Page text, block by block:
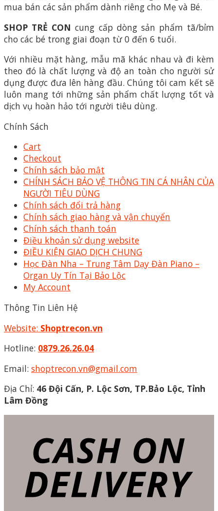
mua bán các sản phẩm dành riêng cho Mẹ và Bé.
SHOP TRẺ CON cung cấp dòng sản phẩm tã/bỉm
cho các bé trong giai đoạn từ 0 đến 6 tuổi.
Với nhiều mặt hàng, mẫu mã khác nhau và đi kèm
theo đó là chất lượng và độ an toàn cho người sử
dụng được đưa lên hàng đầu. Chúng tôi cam kết sẽ
luôn mang tới những sản phẩm chất lượng tốt và
dịch vụ hoàn hảo tới người tiêu dùng.
Chính Sách
Cart
Checkout
Chính sách bảo mật
CHÍNH SÁCH BẢO VỆ THÔNG TIN CÁ NHÂN CỦA
NGƯỜI TIÊU DÙNG
Chính sách đổi trả hàng
Chính sách giao hàng và vận chuyển
Chính sách thanh toán
Điều khoản sử dụng website
ĐIỀU KIỆN GIAO DỊCH CHUNG
Học Đàn Nha – Trung Tâm Dạy Đàn Piano –
Organ Uy Tín Tại Bảo Lộc
My Account
Thông Tin Liên Hệ
Website: Shoptrecon.vn
Hotline: 0879.26.26.04
Email: shoptrecon.vn@gmail.com
Địa Chỉ: 46 Đội Cấn, P. Lộc Sơn, TP.Bảo Lộc, Tỉnh
Lâm Đồng